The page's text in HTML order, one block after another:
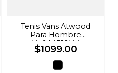
Tenis Vans Atwood
Para Hombre
Vn0A45J9Vej
$1099.00